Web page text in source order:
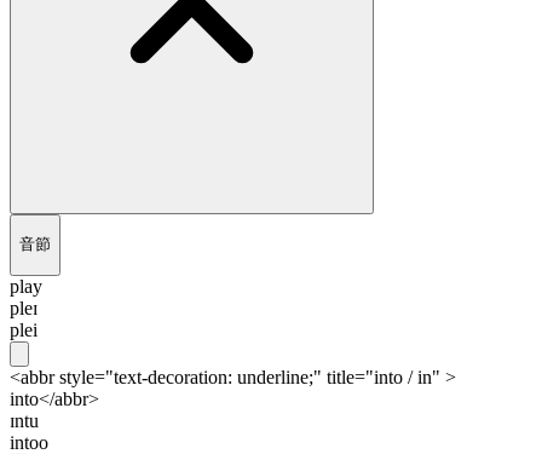
音節
play
pleɪ
plei
<abbr style="text-decoration: underline;" title="into / in" >
into</abbr>
ɪntu
intoo